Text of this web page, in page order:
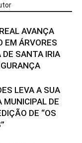
AVANÇA
EM ÁRVORES
SANTA IRIA
LEVA A SUA
DE
DE “OS